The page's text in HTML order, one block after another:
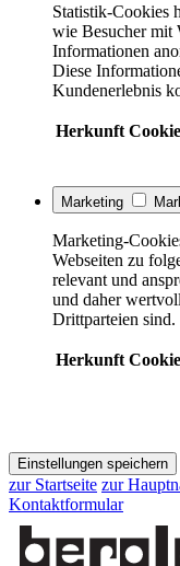
Statistik-Cookies
wie Besucher mit
Informationen
Diese
Kundenerlebnis
Herkunft Cookie
Marketing
Marketing-
Webseiten zu
relevant und
und daher
Drittparteien sind.
Herkunft Cookie
Einstellungen speichern
zur Startseite zur
Kontaktformular